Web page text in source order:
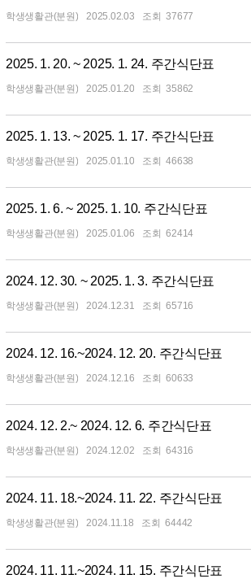
학생생활관(분원) 2025.02.03 37677
2025. 1. 20. ~ 2025. 1. 24. 주간식단표
학생생활관(분원) 2025.01.20 35862
2025. 1. 13. ~ 2025. 1. 17. 주간식단표
학생생활관(분원) 2025.01.10 46638
2025. 1. 6. ~ 2025. 1. 10. 주간식단표
학생생활관(분원) 2025.01.06 62414
2024. 12. 30. ~ 2025. 1. 3. 주간식단표
학생생활관(분원) 2024.12.31 65716
2024. 12. 16.~2024. 12. 20. 주간식단표
학생생활관(분원) 2024.12.16 60633
2024. 12. 2.~ 2024. 12. 6. 주간식단표
학생생활관(분원) 2024.12.02 64316
2024. 11. 18.~2024. 11. 22. 주간식단표
학생생활관(분원) 2024.11.18 64442
2024. 11. 11.~2024. 11. 15. 주간식단표